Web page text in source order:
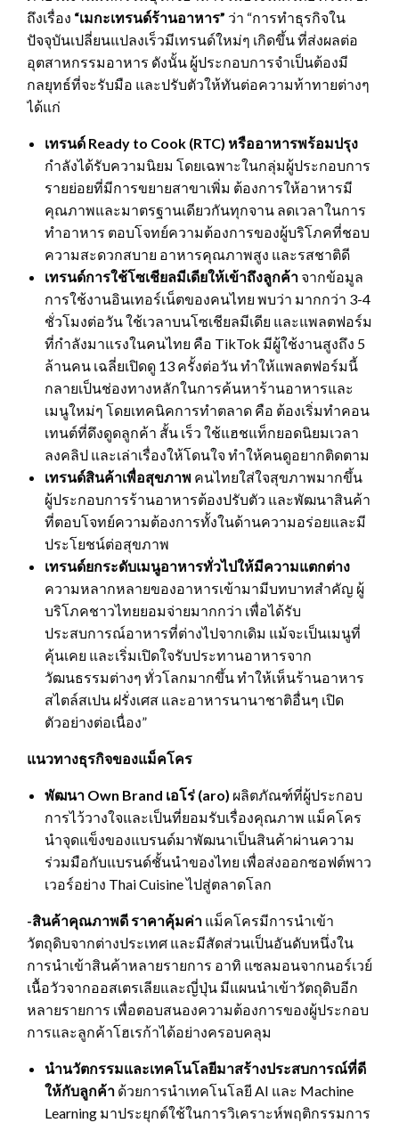
ถึงเรื่อง “เมกะเทรนด์ร้านอาหาร” ว่า “การทำธุรกิจใน
ปัจจุบันเปลี่ยนแปลงเร็วมีเทรนด์ใหม่ๆ เกิดขึ้น ที่ส่งผลต่อ
อุตสาหกรรมอาหาร ดังนั้น ผู้ประกอบการจำเป็นต้องมี
กลยุทธ์ที่จะรับมือ และปรับตัวให้ทันต่อความท้าทายต่างๆ
ได้แก่
เทรนด์ Ready to Cook (RTC) หรืออาหารพร้อมปรุง
กำลังได้รับความนิยม โดยเฉพาะในกลุ่มผู้ประกอบการ
รายย่อยที่มีการขยายสาขาเพิ่ม ต้องการให้อาหารมี
คุณภาพและมาตรฐานเดียวกันทุกจาน ลดเวลาในการ
ทำอาหาร ตอบโจทย์ความต้องการของผู้บริโภคที่ชอบ
ความสะดวกสบาย อาหารคุณภาพสูง และรสชาติดี
เทรนด์การใช้โซเชียลมีเดียให้เข้าถึงลูกค้า จากข้อมูล
การใช้งานอินเทอร์เน็ตของคนไทย พบว่า มากกว่า 3-4
ชั่วโมงต่อวัน ใช้เวลาบนโซเชียลมีเดีย และแพลตฟอร์ม
ที่กำลังมาแรงในคนไทย คือ TikTok มีผู้ใช้งานสูงถึง 5
ล้านคน เฉลี่ยเปิดดู 13 ครั้งต่อวัน ทำให้แพลตฟอร์มนี้
กลายเป็นช่องทางหลักในการค้นหาร้านอาหารและ
เมนูใหม่ๆ โดยเทคนิคการทำตลาด คือ ต้องเริ่มทำคอน
เทนต์ที่ดึงดูดลูกค้า สั้น เร็ว ใช้แฮชแท็กยอดนิยมเวลา
ลงคลิป และเล่าเรื่องให้โดนใจ ทำให้คนดูอยากติดตาม
เทรนด์สินค้าเพื่อสุขภาพ คนไทยใส่ใจสุขภาพมากขึ้น
ผู้ประกอบการร้านอาหารต้องปรับตัว และพัฒนาสินค้า
ที่ตอบโจทย์ความต้องการทั้งในด้านความอร่อยและมี
ประโยชน์ต่อสุขภาพ
เทรนด์ยกระดับเมนูอาหารทั่วไปให้มีความแตกต่าง
ความหลากหลายของอาหารเข้ามามีบทบาทสำคัญ ผู้
บริโภคชาวไทยยอมจ่ายมากกว่า เพื่อได้รับ
ประสบการณ์อาหารที่ต่างไปจากเดิม แม้จะเป็นเมนูที่
คุ้นเคย และเริ่มเปิดใจรับประทานอาหารจาก
วัฒนธรรมต่างๆ ทั่วโลกมากขึ้น ทำให้เห็นร้านอาหาร
สไตล์สเปน ฝรั่งเศส และอาหารนานาชาติอื่นๆ เปิด
ตัวอย่างต่อเนื่อง”
แนวทางธุรกิจของแม็คโคร
พัฒนา Own Brand เอโร่ (aro) ผลิตภัณฑ์ที่ผู้ประกอบ
การไว้วางใจและเป็นที่ยอมรับเรื่องคุณภาพ แม็คโคร
นำจุดแข็งของแบรนด์มาพัฒนาเป็นสินค้าผ่านความ
ร่วมมือกับแบรนด์ชั้นนำของไทย เพื่อส่งออกซอฟต์พาว
เวอร์อย่าง Thai Cuisine ไปสู่ตลาดโลก
-สินค้าคุณภาพดี ราคาคุ้มค่า แม็คโครมีการนำเข้า
วัตถุดิบจากต่างประเทศ และมีสัดส่วนเป็นอันดับหนึ่งใน
การนำเข้าสินค้าหลายรายการ อาทิ แซลมอนจากนอร์เวย์
เนื้อวัวจากออสเตรเลียและญี่ปุ่น มีแผนนำเข้าวัตถุดิบอีก
หลายรายการ เพื่อตอบสนองความต้องการของผู้ประกอบ
การและลูกค้าโฮเรก้าได้อย่างครอบคลุม
นำนวัตกรรมและเทคโนโลยีมาสร้างประสบการณ์ที่ดี
ให้กับลูกค้า ด้วยการนำเทคโนโลยี AI และ Machine
Learning มาประยุกต์ใช้ในการวิเคราะห์พฤติกรรมการ